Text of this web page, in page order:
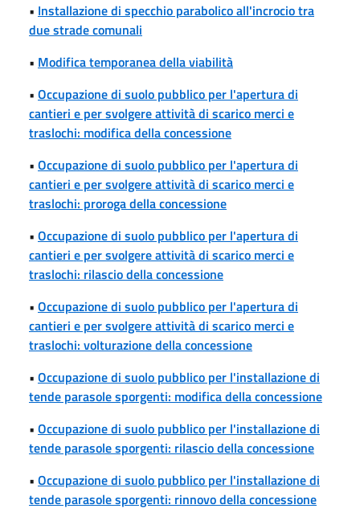
• Installazione di specchio parabolico all'incrocio tra
due strade comunali
• Modifica temporanea della viabilità
• Occupazione di suolo pubblico per l'apertura di
cantieri e per svolgere attività di scarico merci e
traslochi: modifica della concessione
• Occupazione di suolo pubblico per l'apertura di
cantieri e per svolgere attività di scarico merci e
traslochi: proroga della concessione
• Occupazione di suolo pubblico per l'apertura di
cantieri e per svolgere attività di scarico merci e
traslochi: rilascio della concessione
• Occupazione di suolo pubblico per l'apertura di
cantieri e per svolgere attività di scarico merci e
traslochi: volturazione della concessione
• Occupazione di suolo pubblico per l'installazione di
tende parasole sporgenti: modifica della concessione
• Occupazione di suolo pubblico per l'installazione di
tende parasole sporgenti: rilascio della concessione
• Occupazione di suolo pubblico per l'installazione di
tende parasole sporgenti: rinnovo della concessione